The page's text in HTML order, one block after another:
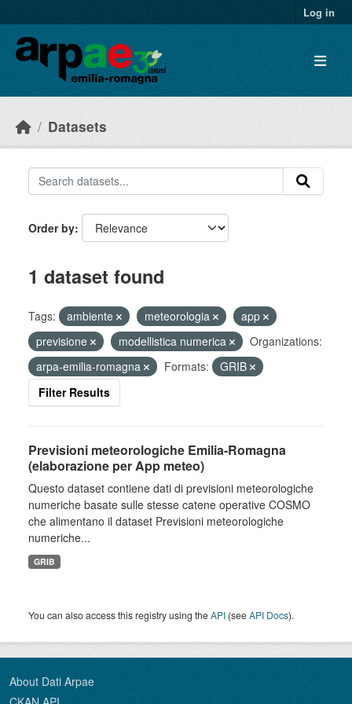
Log in
Datasets
Order by
1 dataset found
Tags: ambiente meteorologia
app
previsione
modellistica numerica
Organizations:
arpa-emilia-romagna
Formats:
GRIB
Filter Results
Previsioni meteorologiche Emilia-Romagna
(elaborazione per App meteo)
Questo dataset contiene dati di previsioni meteorologiche
numeriche basate sulle stesse catene operative COSMO
che alimentano il dataset Previsioni meteorologiche
numeriche...
GRIB
You can also access this registry using theAPI (seeAPI Docs).
About Dati Arpae